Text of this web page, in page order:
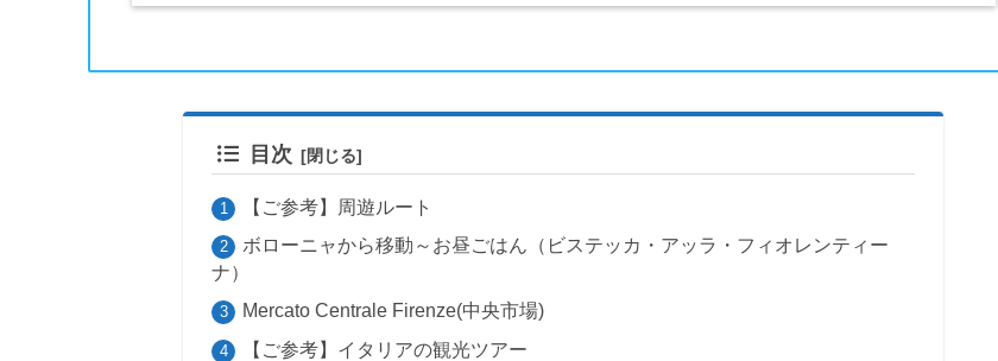
目次
【ご参考】周遊ルート
ボローニャから移動～お昼ごはん（ビステッカ・アッラ・フィオレンティー
ナ）
Mercato Centrale Firenze(中央市場)
【ご参考】イタリアの観光ツアー